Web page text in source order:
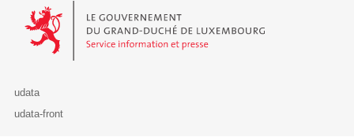
Le Gouvernement du Grand-Duché de Luxembourg - Service
udata
udata-front